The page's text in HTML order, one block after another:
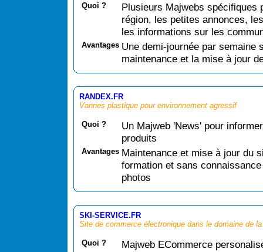
Quoi ?
Plusieurs Majwebs spécifiques
région, les petites annonces,
les informations sur les
Avantages Une demi-journée par semaine
maintenance et la mise à jour
RANDEX.FR
Vannes plastique pour environnement agressif
Quoi ?
Un Majweb 'News' pour
produits
Avantages Maintenance et mise à jour du
formation et sans
photos
SKI-SERVICE.FR
Site de commerce électronique dans le domaine de
Quoi ? Majweb ECommerce